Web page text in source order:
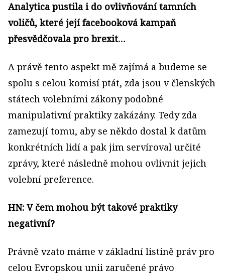
Analytica pustila i do ovlivňování tamních
voličů, které její facebooková kampaň
přesvědčovala pro brexit…
A právě tento aspekt mě zajímá a budeme se
spolu s celou komisí ptát, zda jsou v členských
státech volebními zákony podobné
manipulativní praktiky zakázány. Tedy zda
zamezují tomu, aby se někdo dostal k datům
konkrétních lidí a pak jim servíroval určité
zprávy, které následně mohou ovlivnit jejich
volební preference.
HN: V čem mohou být takové praktiky
negativní?
Právně vzato máme v základní listině práv pro
celou Evropskou unii zaručené právo